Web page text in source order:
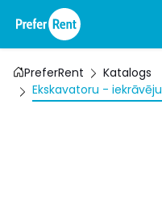
PreferRent
Katalogs
Ekskavatoru -